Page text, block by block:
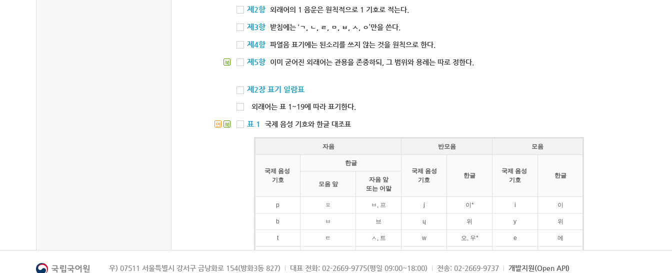
제2항 외래어의 1 음운은 원칙적으로 1 기호로 적는다.
제3항 받침에는 ‘ㄱ, ㄴ, ㄹ, ㅁ, ㅂ, ㅅ, ㅇ’만을 쓴다.
제4항 파열음 표기에는 된소리를 쓰지 않는 것을 원칙으로 한다.
북 제5항 이미 굳어진 외래어는 관용을 존중하되, 그 범위와 용례는 따로 정한다.
제2장 표기 일람표
외래어는 표 1~19에 따라 표기한다.
연 북 표 1 국제 음성 기호와 한글 대조표
자음 반모음 모음
국제 음성
기호
한글
국제 음성
기호
한글
국제 음성
기호
한글
모음 앞
자음 앞
또는 어말
p ㅍ ㅂ, 프 j 이* i 이
b ㅂ 브 ɥ 위 y 위
t ㅌ ㅅ, 트 w 오, 우* e 에
k ㅋ ㄱ, 크 ɛ 에
우) 07511 서울특별시 강서구 금낭화로 154(방화3동 827) 대표 전화: 02-2669-9775(평일 09:00~18:00) 전송: 02-2669-9737 개발지원(Open API)